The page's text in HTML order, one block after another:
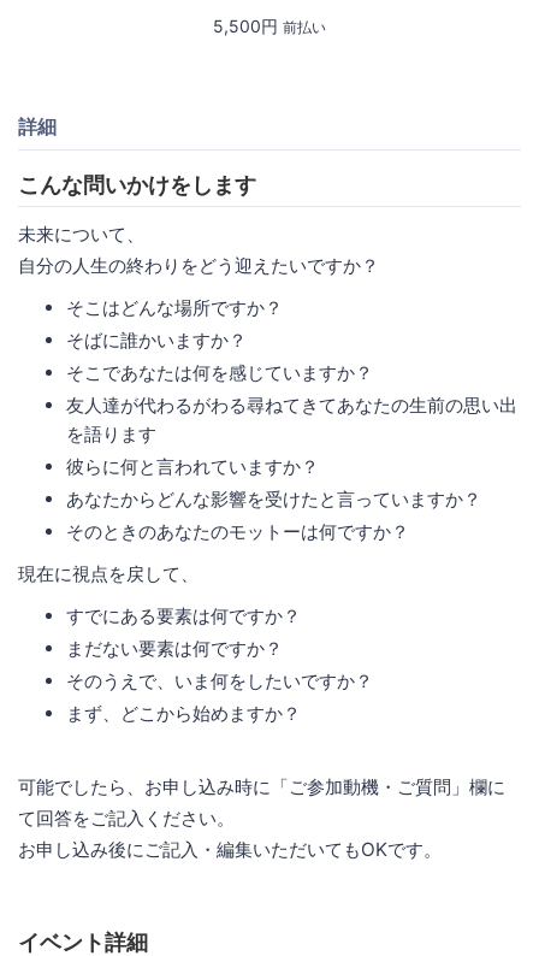
5,500円 前払い
詳細
こんな問いかけをします
未来について、
自分の人生の終わりをどう迎えたいですか？
そこはどんな場所ですか？
そばに誰かいますか？
そこであなたは何を感じていますか？
友人達が代わるがわる尋ねてきてあなたの生前の思い出
を語ります
彼らに何と言われていますか？
あなたからどんな影響を受けたと言っていますか？
そのときのあなたのモットーは何ですか？
現在に視点を戻して、
すでにある要素は何ですか？
まだない要素は何ですか？
そのうえで、いま何をしたいですか？
まず、どこから始めますか？
可能でしたら、お申し込み時に「ご参加動機・ご質問」欄に
て回答をご記入ください。
お申し込み後にご記入・編集いただいてもOKです。
イベント詳細